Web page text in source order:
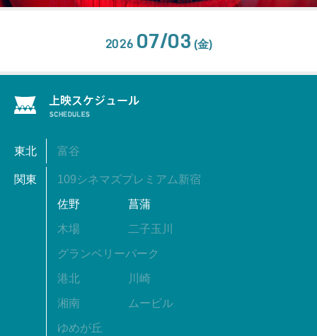
2026 07/03 (金)
東北 富谷
関東 109シネマズプレミアム新宿
佐野 菖蒲
木場 二子玉川
グランベリーパーク
港北 川崎
湘南 ムービル
ゆめが丘